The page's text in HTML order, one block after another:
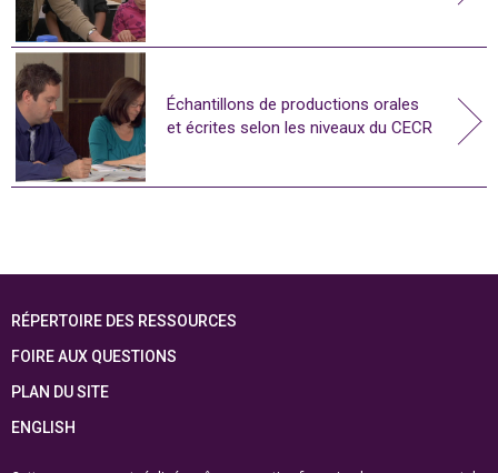
Échantillons de productions orales
et écrites selon les niveaux du CECR
RÉPERTOIRE DES RESSOURCES
FOIRE AUX QUESTIONS
PLAN DU SITE
ENGLISH